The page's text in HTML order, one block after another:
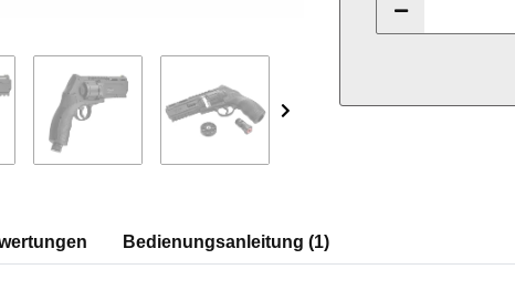
Bedienungsanleitung (1)